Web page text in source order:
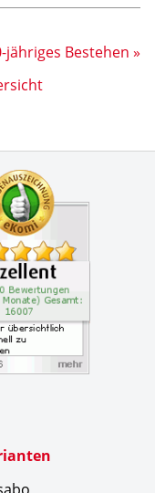
Bestehen »